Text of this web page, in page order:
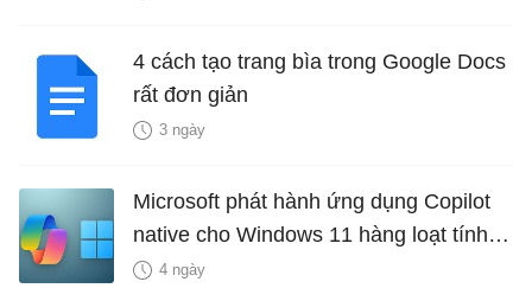
4 cách tạo trang bìa trong Google Docs
rất đơn giản
3 ngày
Microsoft phát hành ứng dụng Copilot
native cho Windows 11 hàng loạt tính
năng mới Hữu Ích
4 ngày